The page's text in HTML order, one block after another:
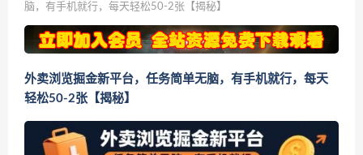
脑，有手机就行，每天轻松50-2张【揭秘】
外卖浏览掘金新平台，任务简单无脑，有手机就行，每天
轻松50-2张【揭秘】